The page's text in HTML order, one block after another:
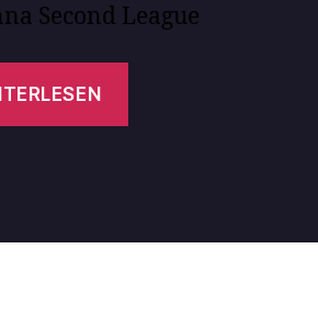
Second League